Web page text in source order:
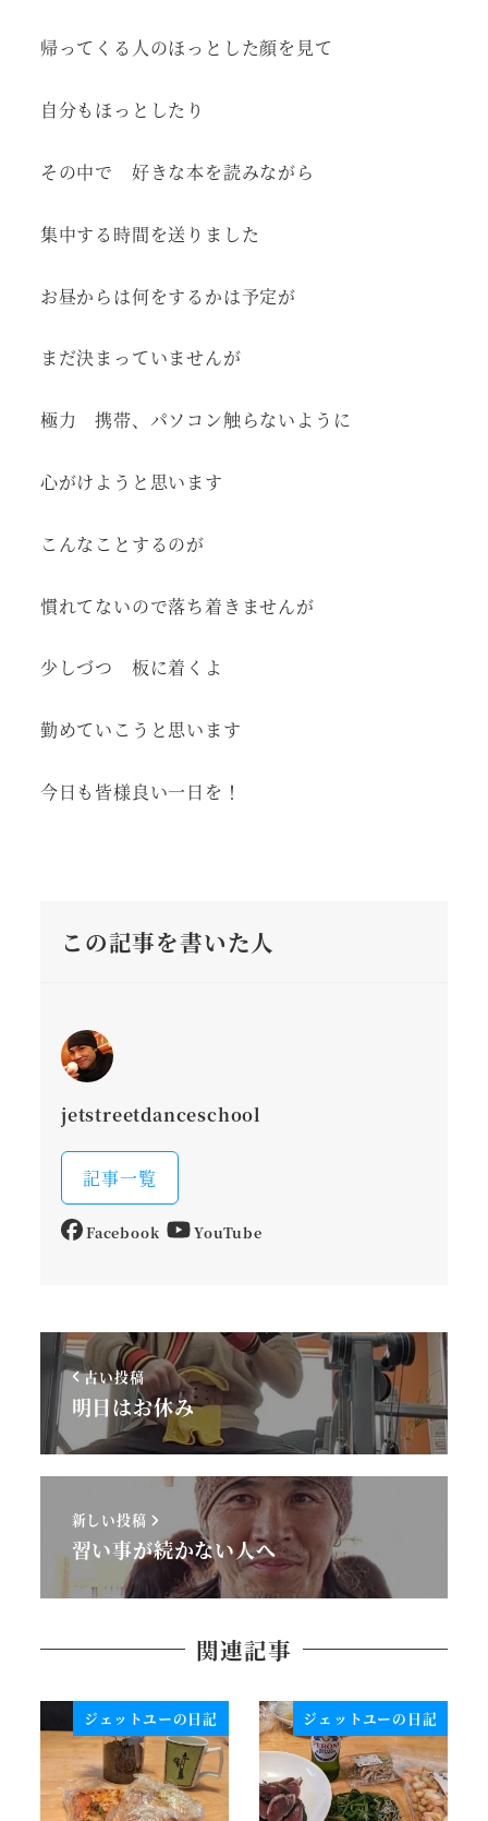
帰ってくる人のほっとした顔を見て
自分もほっとしたり
その中で 好きな本を読みながら
集中する時間を送りました
お昼からは何をするかは予定が
まだ決まっていませんが
極力 携帯、パソコン触らないように
心がけようと思います
こんなことするのが
慣れてないので落ち着きませんが
少しづつ 板に着くよ
勤めていこうと思います
今日も皆様良い一日を！
この記事を書いた人
jetstreetdanceschool
記事一覧
Facebook YouTube
古い投稿
明日はお休み
新しい投稿
習い事が続かない人へ
関連記事
ジェットユーの日記 ジェットユーの日記